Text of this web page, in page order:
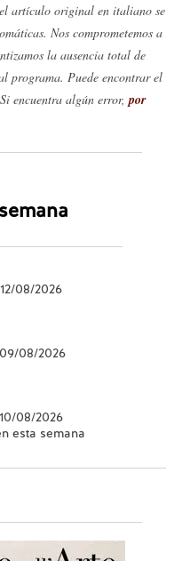
artículo original en italiano se
Nos comprometemos a
la ausencia total de
programa. Puede encontrar el
encuentra algún error, por
08/2026
08/2026
08/2026
esta semana